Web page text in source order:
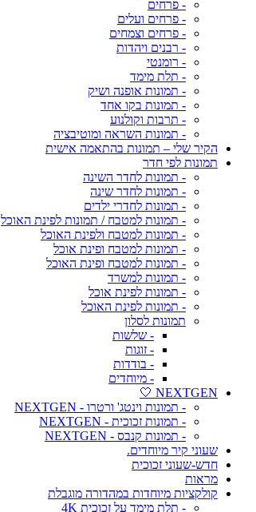
- פרחים
- פרחים ועלים
- פרחים וצמחים
- רבנים ויהדות
- רומנטי
- תלת מימד
- תמונות אופנה ושיק
- תמונות בקו אחד
- תרבות וקולנוע
- תמונות השראה ומוטיבציה
הקיר שלי – תמונות בהתאמה אישית
תמונות לפי חדר
- תמונות לחדר השינה
- תמונות לחדר שינה
- תמונות לחדרי ילדים
- תמונות למטבח / תמונות לפינת האוכל
- תמונות למטבח ולפינת האוכל
- תמונות למטבח ופינת אוכל
- תמונות למטבח ופינת האוכל
- תמונות למשרד
- תמונות לפינת אוכל
- תמונות לפינת האוכל
תמונות לסלון
- שלשות
- זוגות
- בודדות
- מיוחדים
NEXTGEN 🤍
- תמונות וינטג' ורטרו - NEXTGEN
- תמונות זכוכית - NEXTGEN
- תמונות קנבס - NEXTGEN
שעוני קיר מיוחדים.
חדש-שעוני זכוכית
מראות
קולקציות מיוחדות במהדורה מוגבלת
- תלת מימד על זכוכית 4K